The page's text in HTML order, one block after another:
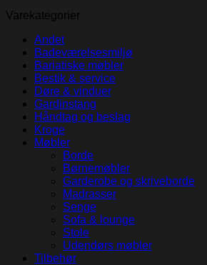
Varekategorier
Andet
Badeværelsesmiljø
Bariatiske møbler
Bestik & service
Døre & vinduer
Gardinstang
Håndtag og beslag
Kroge
Møbler
Borde
Børnemøbler
Garderobe og skriveborde
Madrasser
Senge
Sofa & lounge
Stole
Udendørs møbler
Tilbehør